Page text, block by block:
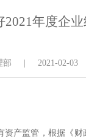
2021年度企
部 2021-02-03
资产监管，根据《财